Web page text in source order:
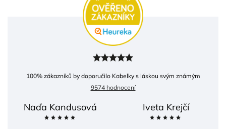
100% zákazníků by doporučilo Kabelky s láskou svým známým
9574 hodnocení
Naďa Kandusová Iveta Krejčí